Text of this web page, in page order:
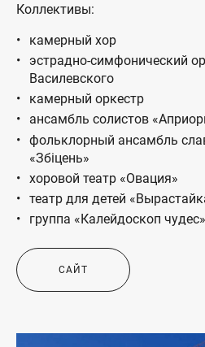
Коллективы:
камерный хор
эстрадно-симфонический
Василевского
камерный оркестр
ансамбль солистов
фольклорный ансамбль
«Збіцень»
хоровой театр «Овация»
театр для детей
группа «Калейдоскоп чудес»
САЙТ